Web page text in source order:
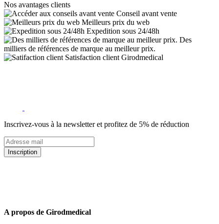
Nos avantages clients
Conseil avant vente
Meilleurs prix du web
Expedition sous 24/48h
Des
milliers de références de marque au meilleur prix.
Satisfaction client Girodmedical
Inscrivez-vous à la newsletter et profitez de 5% de réduction
Inscription
A propos de Girodmedical